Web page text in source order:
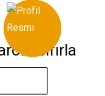
Sıfırla